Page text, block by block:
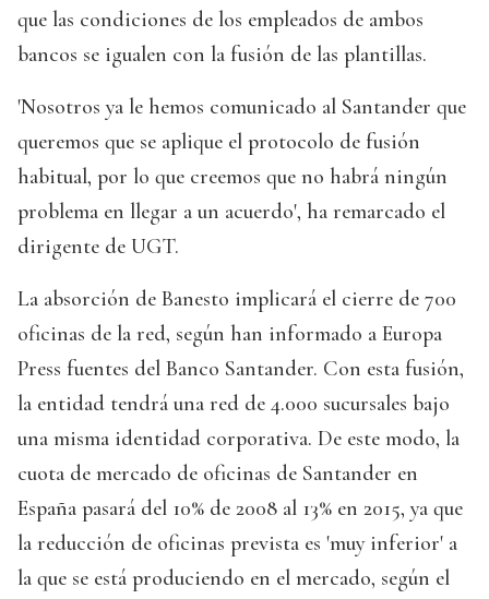
que las condiciones de los empleados de ambos
bancos se igualen con la fusión de las plantillas.
'Nosotros ya le hemos comunicado al Santander que
queremos que se aplique el protocolo de fusión
habitual, por lo que creemos que no habrá ningún
problema en llegar a un acuerdo', ha remarcado el
dirigente de UGT.
La absorción de Banesto implicará el cierre de 700
oficinas de la red, según han informado a Europa
Press fuentes del Banco Santander. Con esta fusión,
la entidad tendrá una red de 4.000 sucursales bajo
una misma identidad corporativa. De este modo, la
cuota de mercado de oficinas de Santander en
España pasará del 10% de 2008 al 13% en 2015, ya que
la reducción de oficinas prevista es 'muy inferior' a
la que se está produciendo en el mercado, según el